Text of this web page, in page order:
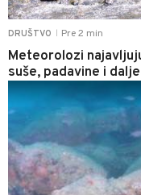
DRUŠTVO Pre 2 min
Meteorolozi
suše, padavine i